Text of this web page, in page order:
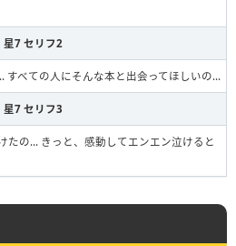
星7 セリフ2
すべての人にそんな本と出会ってほしいの…
星7 セリフ3
たの… きっと、感動してエンエン泣けると